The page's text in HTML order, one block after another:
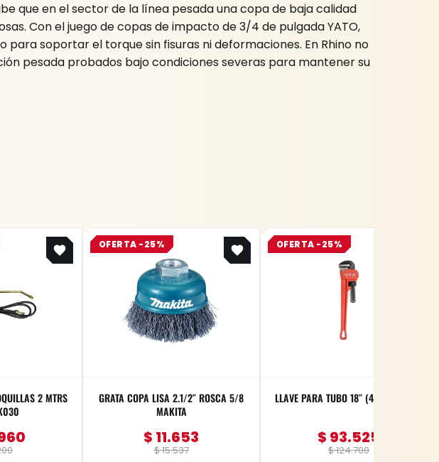
que en el sector de la línea pesada una copa de baja calidad
Con el juego de copas de impacto de 3/4 de pulgada YATO,
soportar el torque sin fisuras ni deformaciones. En Rhino no
pesada probados bajo condiciones severas para mantener su
2 MTRS
OFERTA -25%
GRATA COPA LISA 2.1/2″ ROSCA 5/8
MAKITA
$15.537
Original
price
was:
$ 15.537.
$ 11.653
Current
price
is:
$ 11.653.
OFERTA -25%
LLAVE PARA TUBO 18″ (450mm) YATO
$124.700
Original
price
was:
$ 124.700.
$ 93.525
Current
price
is:
$ 93.525.